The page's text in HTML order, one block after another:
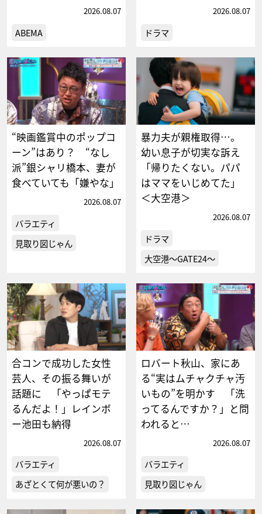
2026.08.07
ABEMA
2026.08.07
ドラマ
“映画鑑賞中のポップコ
ーン”はあり？ “なし
派”銀シャリ橋本、妻が
食べていても「嫌やな」
2026.08.07
バラエティ
見取り図じゃん
暴力夫が親権取得…。
幼い息子が切実な訴え
「帰りたくない。パパ
はママをいじめてた」
＜大空港＞
2026.08.07
ドラマ
大空港～GATE24～
合コンで成功した女性
芸人、その振る舞いが
話題に 「やっぱモテ
るんだよ！」レインボ
ー池田も納得
2026.08.07
バラエティ
あざとくて何が悪いの？
ロバート秋山、家にあ
る“実はムチャクチャ汚
いもの”を明かす 「洗
ってるんですか？」と問
われると…
2026.08.07
バラエティ
見取り図じゃん